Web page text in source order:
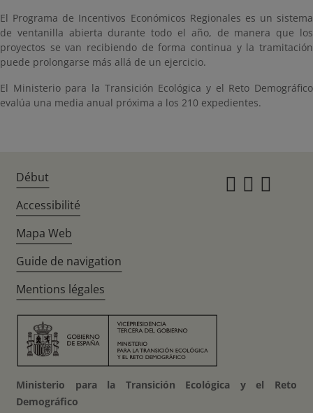
El Programa de Incentivos Económicos Regionales es un sistema
de ventanilla abierta durante todo el año, de manera que los
proyectos se van recibiendo de forma continua y la tramitación
puede prolongarse más allá de un ejercicio.
El Ministerio para la Transición Ecológica y el Reto Demográfico
evalúa una media anual próxima a los 210 expedientes.
Début
Accessibilité
Mapa Web
Guide de navigation
Mentions légales
Ministerio para la Transición Ecológica y el Reto
Demográfico